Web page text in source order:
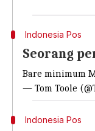
Indonesia Pos
Seorang
Bare minimum
— Tom Toole
Indonesia Pos